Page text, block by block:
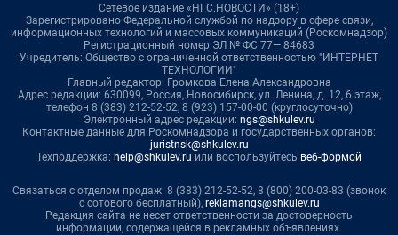
Сетевое издание «НГС.НОВОСТИ» (18+)
Зарегистрировано Федеральной службой по надзору в сфере связи,
информационных технологий и массовых коммуникаций (Роскомнадзор)
Регистрационный номер ЭЛ № ФС 77— 84683
Учредитель: Общество с ограниченной ответственностью "ИНТЕРНЕТ
ТЕХНОЛОГИИ"
Главный редактор: Громкова Елена Александровна
Адрес редакции: 630099, Россия, Новосибирск, ул. Ленина, д. 12, 6 этаж,
телефон 8 (383) 212-52-52, 8 (923) 157-00-00 (круглосуточно)
Электронный адрес редакции: ngs@shkulev.ru
Контактные данные для Роскомнадзора и государственных органов:
juristnsk@shkulev.ru
Техподдержка: help@shkulev.ru или воспользуйтесь веб-формой
Связаться с отделом продаж: 8 (383) 212-52-52, 8 (800) 200-03-83 (звонок
с сотового бесплатный), reklamangs@shkulev.ru
Редакция сайта не несет ответственности за достоверность
информации, содержащейся в рекламных объявлениях.